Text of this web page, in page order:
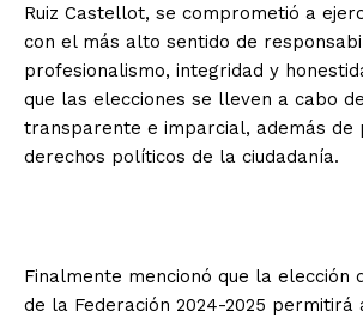
Ruiz Castellot, se comprometió a
con el más alto sentido de
profesionalismo, integridad y
que las elecciones se lleven a cabo
transparente e imparcial, además de
derechos políticos de la ciudadanía.
Finalmente mencionó que la elección
de la Federación 2024-2025 permitirá